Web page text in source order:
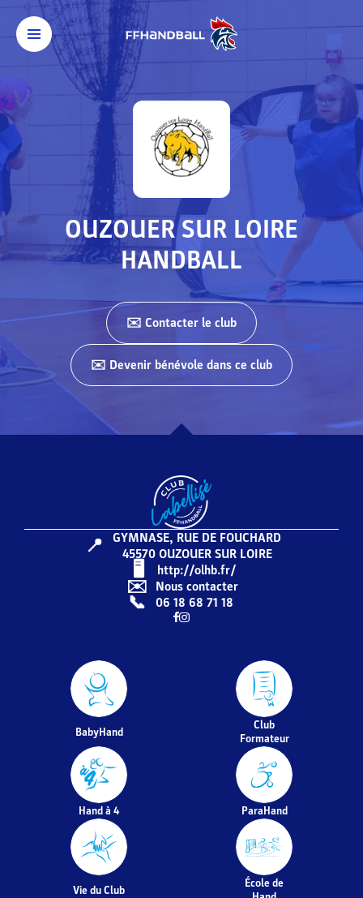
OUZOUER SUR LOIRE
HANDBALL
✉️ Contacter le club
✉️ Devenir bénévole dans ce club
📍
GYMNASE, RUE DE FOUCHARD
45570 OUZOUER SUR LOIRE
🖥️️️ http://olhb.fr/
✉️ Nous contacter
📞 06 18 68 71 18
BabyHand
Club
Formateur
Hand à 4 ParaHand
Vie du Club
École de